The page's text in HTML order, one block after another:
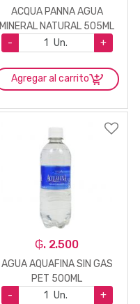
ACQUA PANNA AGUA
MINERAL NATURAL 505ML
-
Un. +
Agregar al carrito
₲. 2.500
AGUA AQUAFINA SIN GAS
PET 500ML
-
Un. +